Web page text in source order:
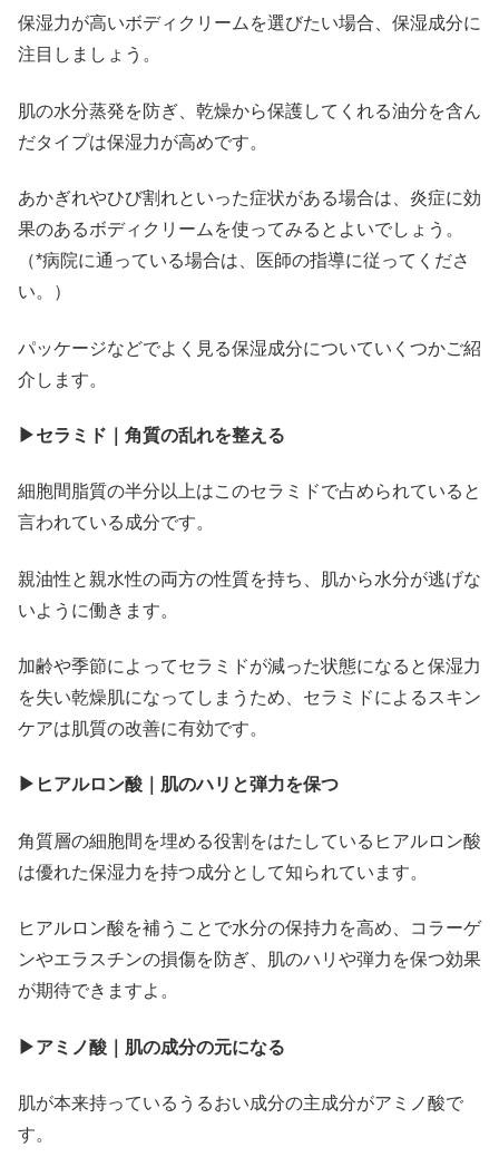
保湿力が高いボディクリームを選びたい場合、保湿成分に
注目しましょう。
肌の水分蒸発を防ぎ、乾燥から保護してくれる油分を含ん
だタイプは保湿力が高めです。
あかぎれやひび割れといった症状がある場合は、炎症に効
果のあるボディクリームを使ってみるとよいでしょう。
（*病院に通っている場合は、医師の指導に従ってくださ
い。）
パッケージなどでよく見る保湿成分についていくつかご紹
介します。
▶セラミド｜角質の乱れを整える
細胞間脂質の半分以上はこのセラミドで占められていると
言われている成分です。
親油性と親水性の両方の性質を持ち、肌から水分が逃げな
いように働きます。
加齢や季節によってセラミドが減った状態になると保湿力
を失い乾燥肌になってしまうため、セラミドによるスキン
ケアは肌質の改善に有効です。
▶ヒアルロン酸｜肌のハリと弾力を保つ
角質層の細胞間を埋める役割をはたしているヒアルロン酸
は優れた保湿力を持つ成分として知られています。
ヒアルロン酸を補うことで水分の保持力を高め、コラーゲ
ンやエラスチンの損傷を防ぎ、肌のハリや弾力を保つ効果
が期待できますよ。
▶アミノ酸｜肌の成分の元になる
肌が本来持っているうるおい成分の主成分がアミノ酸で
す。